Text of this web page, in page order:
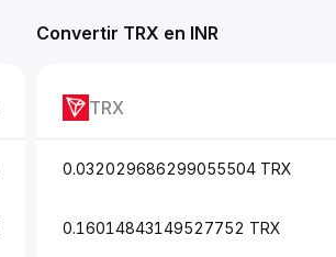
Convertir TRX en INR
TRX
0.032029686299055504 TRX
0.16014843149527752 TRX